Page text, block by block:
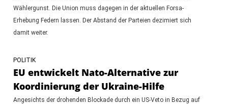
Wählergunst. Die Union muss dagegen in der aktuellen Forsa-
Erhebung Federn lassen. Der Abstand der Parteien dezimiert sich
damit weiter.
POLITIK
EU entwickelt Nato-Alternative zur
Koordinierung der Ukraine-Hilfe
Angesichts der drohenden Blockade durch ein US-Veto in Bezug auf